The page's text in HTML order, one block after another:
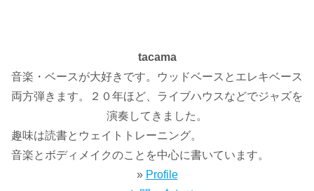
tacama
音楽・ベースが大好きです。ウッドベースとエレキベース
両方弾きます。２０年ほど、ライブハウスなどでジャズを
演奏してきました。
趣味は読書とウェイトトレーニング。
音楽とボディメイクのことを中心に書いています。
» Profile